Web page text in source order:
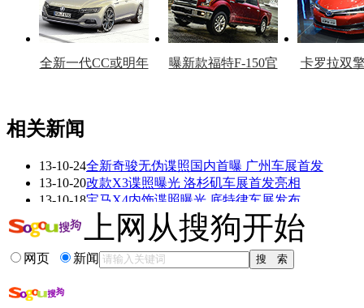
全新一代CC或明年
曝新款福特F-150官
卡罗拉双
看赛车宝贝争奇斗
艳
车模美腿爆乳无惧
走光
相关新闻
13-10-24全新奇骏无伪谍照国内首曝 广州车展首发
13-10-20改款X3谍照曝光 洛杉矶车展首发亮相
13-10-18宝马X4内饰谍照曝光 底特律车展发布
13-10-16
2014款众泰Z300谍照 或将现身杭州车展!
13-09-07
现代新伊兰特谍照曝光 洛杉矶车展亮相
13-09-04宝马1系GT谍照曝光 或亮相法兰克福车展
上网从搜狗开始
网页 新闻